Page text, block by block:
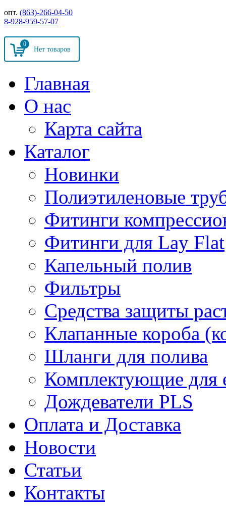
опт. (863)-266-04-50
8-928-959-57-07
0
Главная
О нас
Карта сайта
Каталог
Новинки
Полиэтиленовые
Фитинги
Фитинги для Lay Flat
Капельный полив
Фильтры
Средства защиты
Клапанные короба
Шланги для полива
Комплектующие для
Дождеватели PLS
Оплата и Доставка
Новости
Статьи
Контакты